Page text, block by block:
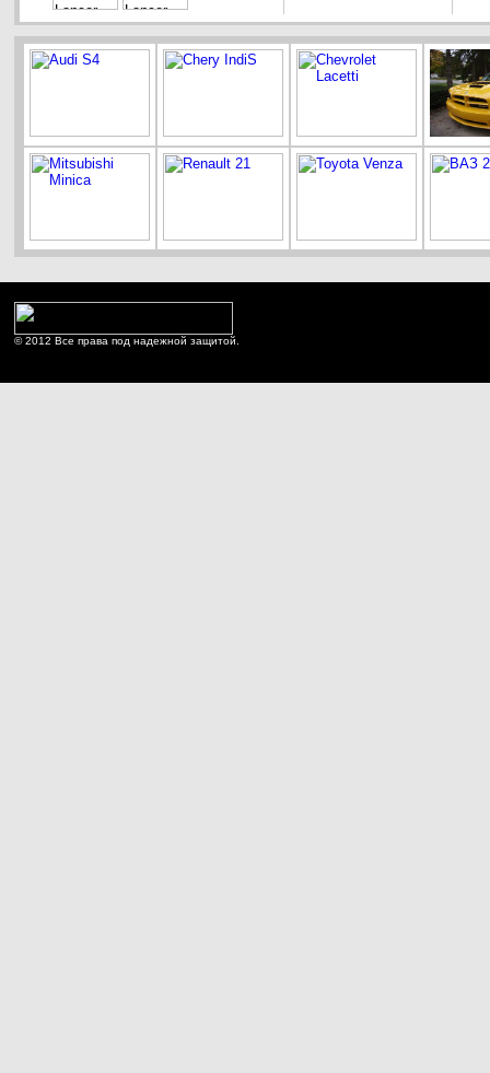
© 2012 Все права под надежной защитой.